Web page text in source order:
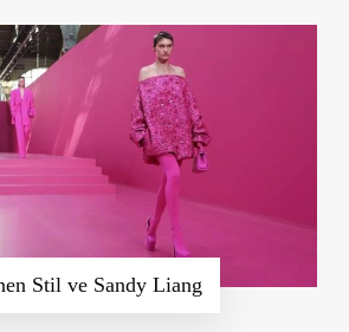
Stil ve Sandy Liang